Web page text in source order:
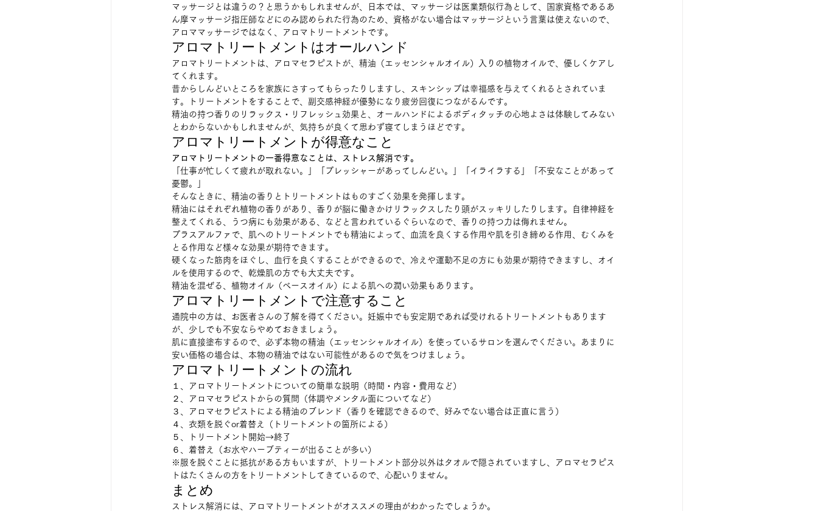
マッサージとは違うの？と思うかもしれませんが、日本では、マッサージは医業類似行為として、国家資格であるあ
ん摩マッサージ指圧師などにのみ認められた行為のため、資格がない場合はマッサージという言葉は使えないので、
アロママッサージではなく、アロマトリートメントです。
アロマトリートメントはオールハンド
アロマトリートメントは、アロマセラピストが、精油（エッセンシャルオイル）入りの植物オイルで、優しくケアし
てくれます。
昔からしんどいところを家族にさすってもらったりしますし、スキンシップは幸福感を与えてくれるとされていま
す。トリートメントをすることで、副交感神経が優勢になり疲労回復につながるんです。
精油の持つ香りのリラックス・リフレッシュ効果と、オールハンドによるボディタッチの心地よさは体験してみない
とわからないかもしれませんが、気持ちが良くて思わず寝てしまうほどです。
アロマトリートメントが得意なこと
アロマトリートメントの一番得意なことは、ストレス解消です。
「仕事が忙しくて疲れが取れない。」「プレッシャーがあってしんどい。」「イライラする」「不安なことがあって
憂鬱。」
そんなときに、精油の香りとトリートメントはものすごく効果を発揮します。
精油にはそれぞれ植物の香りがあり、香りが脳に働きかけリラックスしたり頭がスッキリしたりします。自律神経を
整えてくれる、うつ病にも効果がある、などと言われているぐらいなので、香りの持つ力は侮れません。
プラスアルファで、肌へのトリートメントでも精油によって、血流を良くする作用や肌を引き締める作用、むくみを
とる作用など様々な効果が期待できます。
硬くなった筋肉をほぐし、血行を良くすることができるので、冷えや運動不足の方にも効果が期待できますし、オイ
ルを使用するので、乾燥肌の方でも大丈夫です。
精油を混ぜる、植物オイル（ベースオイル）による肌への潤い効果もあります。
アロマトリートメントで注意すること
通院中の方は、お医者さんの了解を得てください。妊娠中でも安定期であれば受けれるトリートメントもあります
が、少しでも不安ならやめておきましょう。
肌に直接塗布するので、必ず本物の精油（エッセンシャルオイル）を使っているサロンを選んでください。あまりに
安い価格の場合は、本物の精油ではない可能性があるので気をつけましょう。
アロマトリートメントの流れ
１、アロマトリートメントについての簡単な説明（時間・内容・費用など）
２、アロマセラピストからの質問（体調やメンタル面についてなど）
３、アロマセラピストによる精油のブレンド（香りを確認できるので、好みでない場合は正直に言う）
４、衣類を脱ぐor着替え（トリートメントの箇所による）
５、トリートメント開始→終了
６、着替え（お水やハーブティーが出ることが多い）
※服を脱ぐことに抵抗がある方もいますが、トリートメント部分以外はタオルで隠されていますし、アロマセラピス
トはたくさんの方をトリートメントしてきているので、心配いりません。
まとめ
ストレス解消には、アロマトリートメントがオススメの理由がわかったでしょうか。